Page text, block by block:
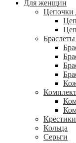
Для женщин
Цепочки
Кольца
Серьги